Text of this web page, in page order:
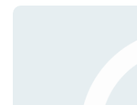
で、機密
ので、まず